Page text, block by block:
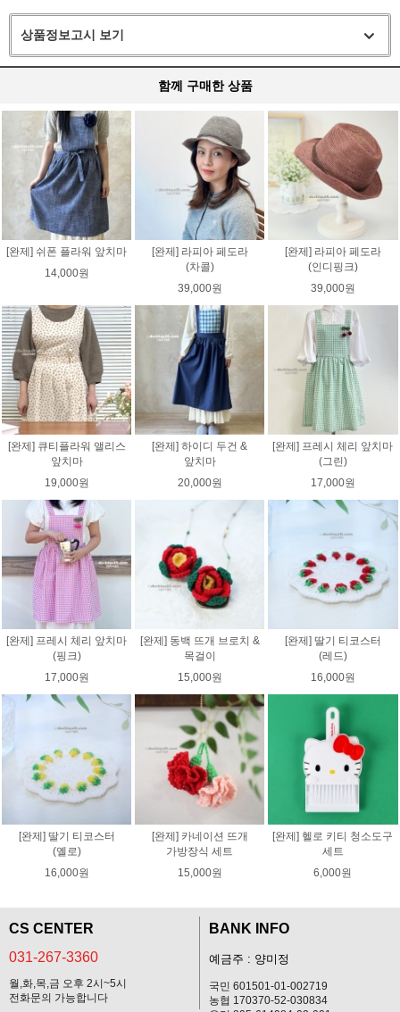
상품정보고시 보기
함께 구매한 상품
[완제] 쉬폰 플라워 앞치마
14,000원
[완제] 라피아 페도라
(차콜)
39,000원
[완제] 라피아 페도라
(인디핑크)
39,000원
[완제] 큐티플라워 앨리스
앞치마
19,000원
[완제] 하이디 두건 &
앞치마
20,000원
[완제] 프레시 체리 앞치마
(그린)
17,000원
[완제] 프레시 체리 앞치마
(핑크)
17,000원
[완제] 동백 뜨개 브로치 &
목걸이
15,000원
[완제] 딸기 티코스터
(레드)
16,000원
[완제] 딸기 티코스터
(옐로)
16,000원
[완제] 카네이션 뜨개
가방장식 세트
15,000원
[완제] 헬로 키티 청소도구
세트
6,000원
CS CENTER
031-267-3360
월,화,목,금 오후 2시~5시
전화문의 가능합니다
BANK INFO
예금주 : 양미정
국민 601501-01-002719
농협 170370-52-030834